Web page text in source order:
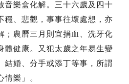
音樂盒化解。三十六歲及四十
穩、悲觀，事事往壞處想，亦
；農曆三月則宜捐血、洗牙化
體健康。又犯太歲之年易生變
結婚、分手或添丁等事，所謂
情樂」。